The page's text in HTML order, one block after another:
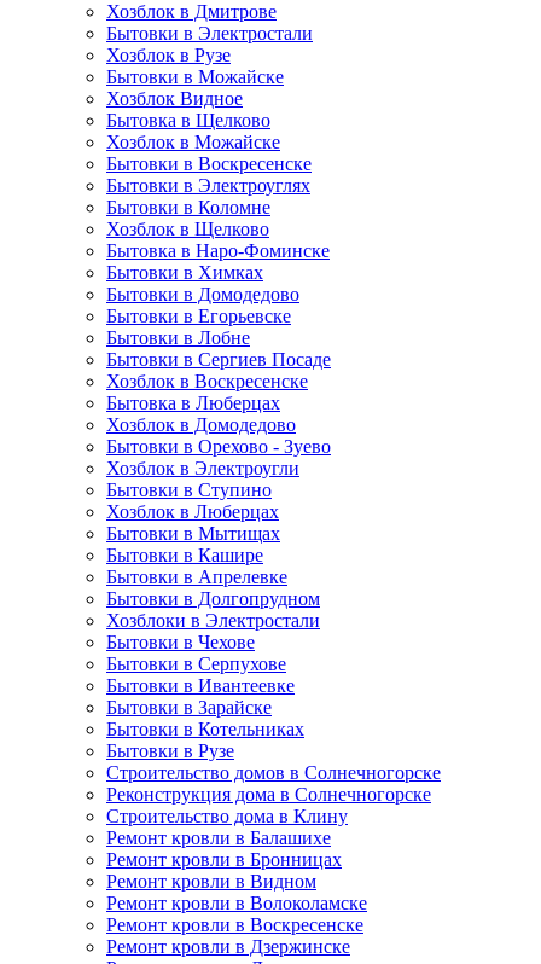
Хозблок в Дмитрове
Бытовки в Электростали
Хозблок в Рузе
Бытовки в Можайске
Хозблок Видное
Бытовкa в Щелково
Хозблок в Можайске
Бытовки в Воскресенске
Бытовки в Электроуглях
Бытовки в Коломне
Хозблок в Щелково
Бытовка в Наро-Фоминске
Бытовки в Химках
Бытовки в Домодедово
Бытовки в Егорьевске
Бытовки в Лобне
Бытовки в Сергиев Посаде
Хозблок в Воскресенске
Бытовка в Люберцах
Хозблок в Домодедово
Бытовки в Орехово - Зуево
Хозблок в Электроугли
Бытовки в Ступино
Хозблок в Люберцах
Бытовки в Мытищах
Бытовки в Кашире
Бытовки в Апрелевке
Бытовки в Долгопрудном
Хозблоки в Электростали
Бытовки в Чехове
Бытовки в Серпухове
Бытовки в Ивантеевке
Бытовки в Зарайске
Бытовки в Котельниках
Бытовки в Рузе
Строительство домов в Солнечногорске
Реконструкция дома в Солнечногорске
Строительство дома в Клину
Ремонт кровли в Балашихе
Ремонт кровли в Бронницах
Ремонт кровли в Видном
Ремонт кровли в Волоколамске
Ремонт кровли в Воскресенске
Ремонт кровли в Дзержинске